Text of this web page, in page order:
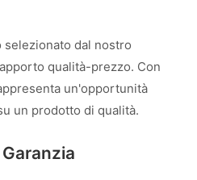
dal nostro
qualità-prezzo. Con
un'opportunità
un prodotto di qualità.